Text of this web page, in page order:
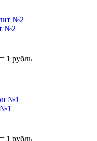
№2
1 рубль
1 рубль